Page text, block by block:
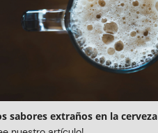
sabores extraños en la cerveza